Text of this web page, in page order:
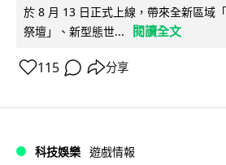
於 8 月 13 日正式上線，帶來全新區域
祭壇」、新型態世...
閱讀全文
115 分享
科技娛樂 遊戲情報